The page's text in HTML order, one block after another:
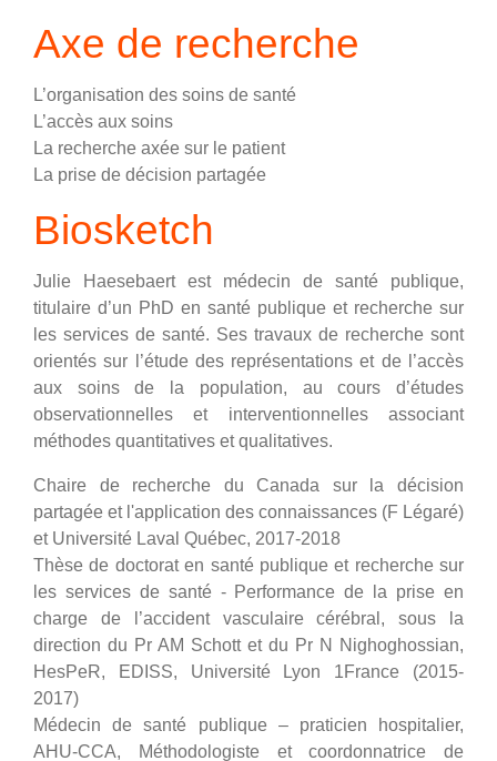
Axe de recherche
L’organisation des soins de santé
L’accès aux soins
La recherche axée sur le patient
La prise de décision partagée
Biosketch
Julie Haesebaert est médecin de santé publique,
titulaire d’un PhD en santé publique et recherche sur
les services de santé. Ses travaux de recherche sont
orientés sur l’étude des représentations et de l’accès
aux soins de la population, au cours d’études
observationnelles et interventionnelles associant
méthodes quantitatives et qualitatives.
Chaire de recherche du Canada sur la décision
partagée et l'application des connaissances (F Légaré)
et Université Laval Québec, 2017-2018
Thèse de doctorat en santé publique et recherche sur
les services de santé - Performance de la prise en
charge de l’accident vasculaire cérébral, sous la
direction du Pr AM Schott et du Pr N Nighoghossian,
HesPeR, EDISS, Université Lyon 1France (2015-
2017)
Médecin de santé publique – praticien hospitalier,
AHU-CCA, Méthodologiste et coordonnatrice de